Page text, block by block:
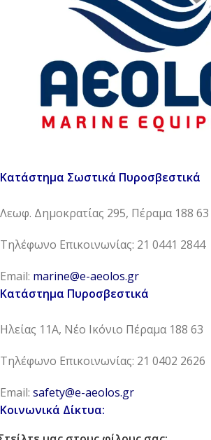
Κατάστημα Σωστικά Πυροσβεστικά
Λεωφ. Δημοκρατίας 295, Πέραμα 188 63
Τηλέφωνο Επικοινωνίας: 21 0441 2844
Email: marine@e-aeolos.gr
Κατάστημα Πυροσβεστικά
Ηλείας 11Α, Νέο Ικόνιο Πέραμα 188 63
Τηλέφωνο Επικοινωνίας: 21 0402 2626
Email: safety@e-aeolos.gr
Κοινωνικά Δίκτυα: